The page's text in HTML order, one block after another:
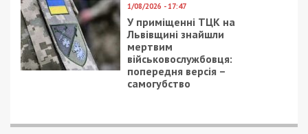
1/08/2026 - 17:47
У приміщенні ТЦК на
Львівщині знайшли
мертвим
військовослужбовця:
попередня версія –
самогубство